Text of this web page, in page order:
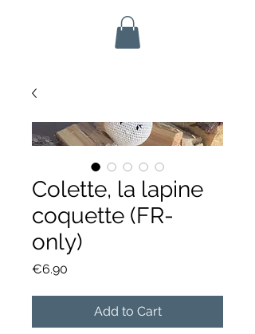
Colette, la lapine
coquette (FR-
only)
€6.90
Add to Cart